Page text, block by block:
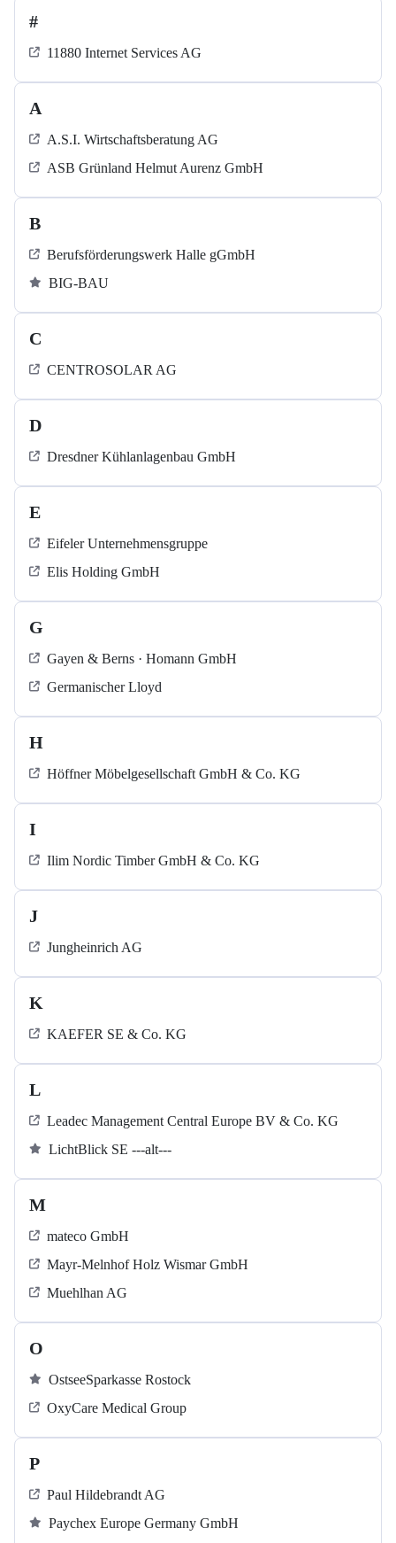
#
11880 Internet Services AG
A
A.S.I. Wirtschaftsberatung AG
ASB Grün­land Helmut Au­renz GmbH
B
Berufsförderungswerk Halle gGmbH
BIG-BAU
C
CENTROSOLAR AG
D
Dresdner Kühlanlagenbau GmbH
E
Eifeler Unternehmensgruppe
Elis Holding GmbH
G
Gayen & Berns · Homann GmbH
Germanischer Lloyd
H
Höffner Möbelgesellschaft GmbH & Co. KG
I
Ilim Nordic Timber GmbH & Co. KG
J
Jungheinrich AG
K
KAEFER SE & Co. KG
L
Leadec Management Central Europe BV & Co. KG
LichtBlick SE ---alt---
M
mateco GmbH
Mayr-Melnhof Holz Wismar GmbH
Muehlhan AG
O
OstseeSparkasse Rostock
OxyCare Medical Group
P
Paul Hildebrandt AG
Paychex Europe Germany GmbH